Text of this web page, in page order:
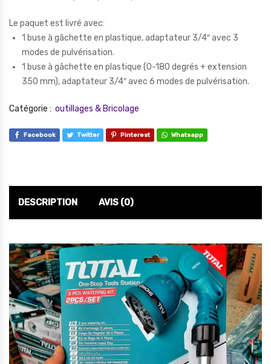
Le paquet est livré avec:
1 buse à gâchette en plastique, adaptateur 3/4″ avec 3
modes de pulvérisation.
1 buse à gâchette en plastique (0-180 degrés + extension
350 mm), adaptateur 3/4″ avec 6 modes de pulvérisation.
Catégorie : outillages & Bricolage
Facebook Twitter Pinterest Whatsapp
DESCRIPTION AVIS (0)